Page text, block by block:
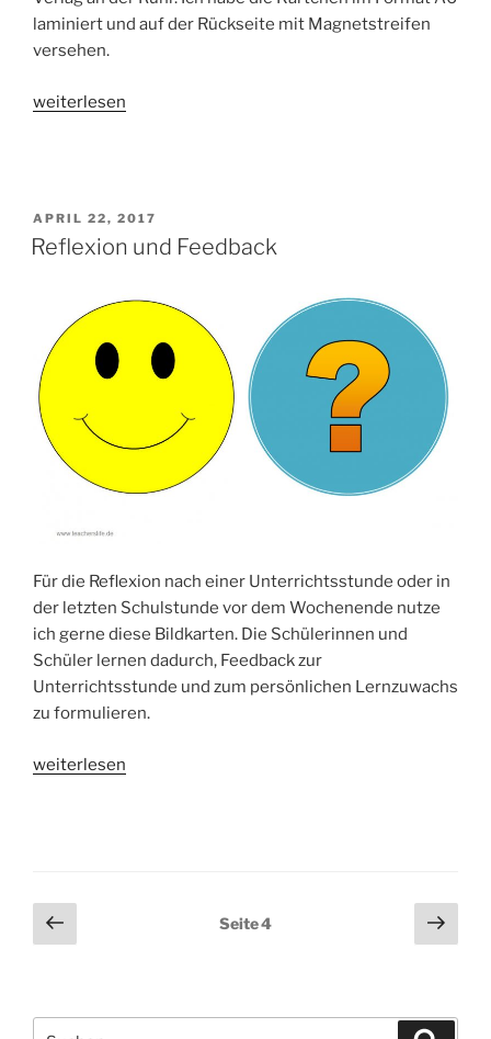
laminiert und auf der Rückseite mit Magnetstreifen
versehen.
„Classroom
die
Klasse“
weiterlesen
VERÖFFENTLICHT
AM
APRIL 22, 2017
Reflexion und Feedback
Für die Reflexion nach einer Unterrichtsstunde oder in
der letzten Schulstunde vor dem Wochenende nutze
ich gerne diese Bildkarten. Die Schülerinnen und
Schüler lernen dadurch, Feedback zur
Unterrichtsstunde und zum persönlichen Lernzuwachs
zu formulieren.
„Reflexion
weiterlesen
Seitennummerierung
der
Vorherige
Seite
Seite4